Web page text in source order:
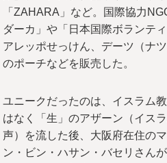
「ZAHARA」など。国際協力
ダーカ」や「日本国際ボランテ
アレッポせっけん、デーツ（ナ
のポーチなどを販売した。
ユニークだったのは、イスラム
はなく「生」のアザーン（イス
声）を流した後、大阪府在住の
ン・ビン・ハサン・バセリさん